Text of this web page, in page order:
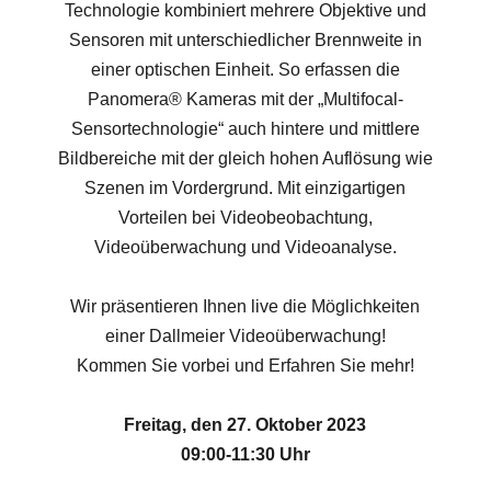
Technologie kombiniert mehrere Objektive und
Sensoren mit unterschiedlicher Brennweite in
einer optischen Einheit. So erfassen die
Panomera® Kameras mit der „Multifocal-
Sensortechnologie“ auch hintere und mittlere
Bildbereiche mit der gleich hohen Auflösung wie
Szenen im Vordergrund. Mit einzigartigen
Vorteilen bei Videobeobachtung,
Videoüberwachung und Videoanalyse.
Wir präsentieren Ihnen live die Möglichkeiten
einer Dallmeier Videoüberwachung!
Kommen Sie vorbei und Erfahren Sie mehr!
Freitag, den 27. Oktober 2023
09:00-11:30 Uhr